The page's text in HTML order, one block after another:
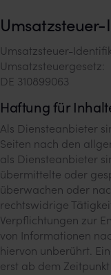
Umsatzsteuer-
Umsatzsteuer-
Umsatzsteuergesetz:
DE 310899063
Haftung für
Als Diensteanbieter
Seiten nach den
als Diensteanbieter
übermittelte oder
überwachen oder
rechtswidrige
Verpflichtungen zur
von Informationen
hiervon unberührt.
erst ab dem